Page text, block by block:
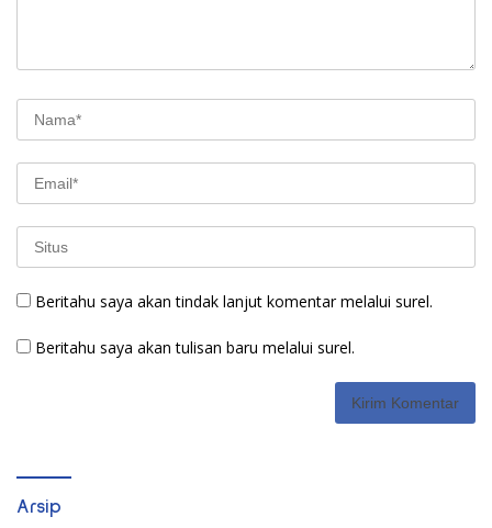
Beritahu saya akan tindak lanjut komentar melalui surel.
Beritahu saya akan tulisan baru melalui surel.
Arsip